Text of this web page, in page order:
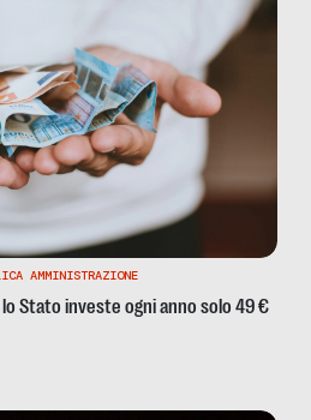
AMMINISTRAZIONE
Stato investe ogni anno solo 49 €